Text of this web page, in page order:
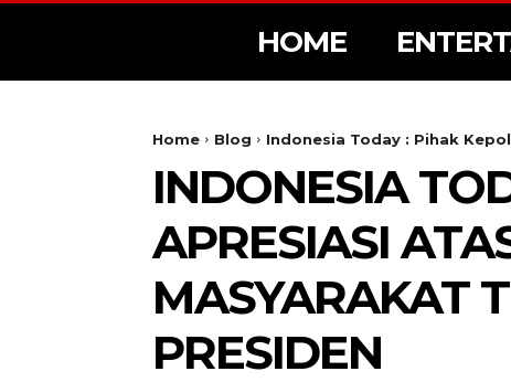
HOME
Home Blog Indonesia Today : Pihak
INDONESIA
APRESIASI
MASYARAKAT
PRESIDEN